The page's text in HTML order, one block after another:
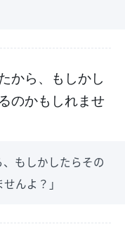
から、もしかし
のかもしれませ
、もしかしたらその
んよ？」